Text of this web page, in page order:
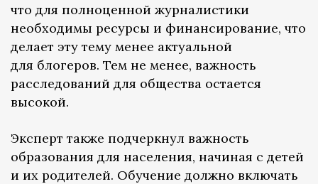
что для полноценной журналистики
необходимы ресурсы и финансирование, что
делает эту тему менее актуальной
для блогеров. Тем не менее, важность
расследований для общества остается
высокой.
Эксперт также подчеркнул важность
образования для населения, начиная с детей
и их родителей. Обучение должно включать